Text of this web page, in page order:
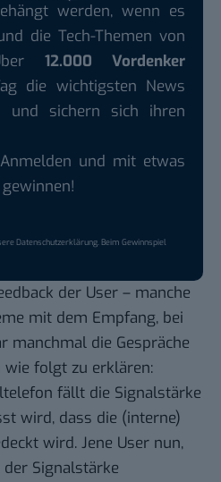
werden, wenn es
die Tech-Themen von
12.000 Vordenker
die wichtigsten News
sichern sich ihren
Anmelden und mit etwas
Datenschutzerklärung. Beim Gewinnspiel
der User – manche
mit dem Empfang, bei
manchmal die Gespräche
folgt zu erklären:
fällt die Signalstärke
wird, dass die (interne)
wird. Jene User nun,
Signalstärke